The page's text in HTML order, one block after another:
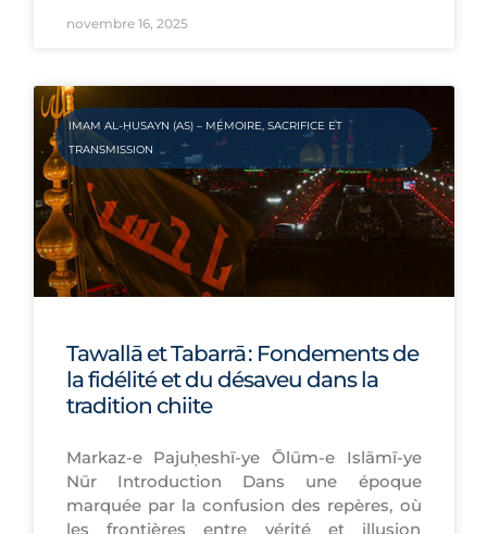
novembre 16, 2025
IMAM AL-ḤUSAYN (AS) – MÉMOIRE, SACRIFICE ET
TRANSMISSION
Tawallā et Tabarrā : Fondements de
la fidélité et du désaveu dans la
tradition chiite
Markaz-e Pajuḥeshī-ye Ōlūm-e Islāmī-ye
Nūr Introduction Dans une époque
marquée par la confusion des repères, où
les frontières entre vérité et illusion